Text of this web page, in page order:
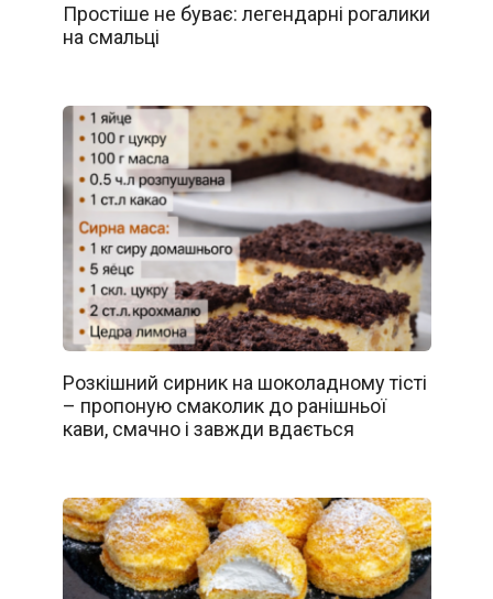
Простіше не буває: легендарні рогалики
на смальці
Розкішний сирник на шоколадному тісті
– пропоную смаколик до ранішньої
кави, смачно і завжди вдається